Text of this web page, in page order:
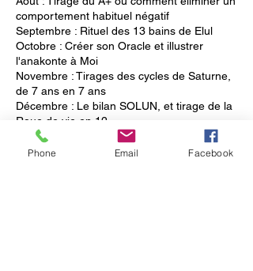
comportement habituel négatif
Septembre : Rituel des 13 bains de Elul
Octobre : Créer son Oracle et illustrer
l'anakonte à Moi
Novembre : Tirages des cycles de Saturne,
de 7 ans en 7 ans
Décembre : Le bilan SOLUN, et tirage de la
Roue de vie en 12
Phone Email Facebook